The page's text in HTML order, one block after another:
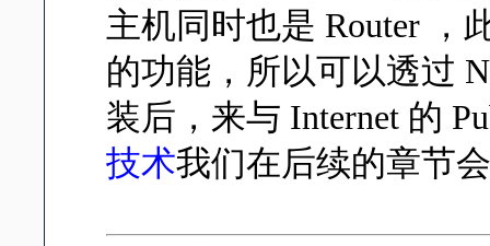
主机同时也是 Router ，
的功能，所以可以透过
装后，来与 Internet 的
技术我们在后续的章节